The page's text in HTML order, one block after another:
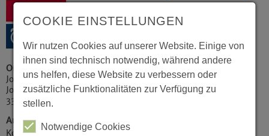
Ort
Johanniskirche
Johanniskirchplatz 1
33615 Bielefeld
Art der Veranstaltung / Kategorie
Konzerte / Theater / Musik
COOKIE EINSTELLUNGEN
Wir nutzen Cookies auf unserer Website. Einige von
ihnen sind technisch notwendig, während andere
uns helfen, diese Website zu verbessern oder
zusätzliche Funktionalitäten zur Verfügung zu
stellen.
Notwendige Cookies